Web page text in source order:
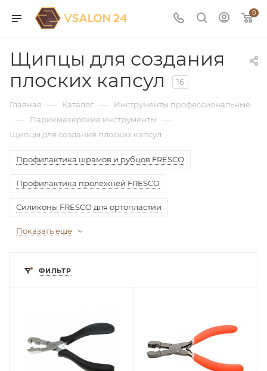
0
Щипцы для создания
плоских капсул
16
Главная — Каталог — Инструменты профессиональные
— Парикмахерские инструменты —
Щипцы для создания плоских капсул
Профилактика шрамов и рубцов FRESCO
Профилактика пролежней FRESCO
Силиконы FRESCO для ортопластии
Показать еще
ФИЛЬТР